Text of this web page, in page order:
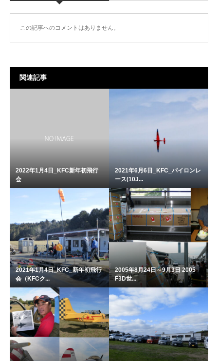
この記事へのコメントはありません。
関連記事
2022年1月4日_KFC新年初飛行
会
2021年6月6日_KFC_パイロンレ
ース(10J...
2021年1月4日_KFC_新年初飛行
会（KFCク...
2005年8月24日～9月3日 2005
F3D世...